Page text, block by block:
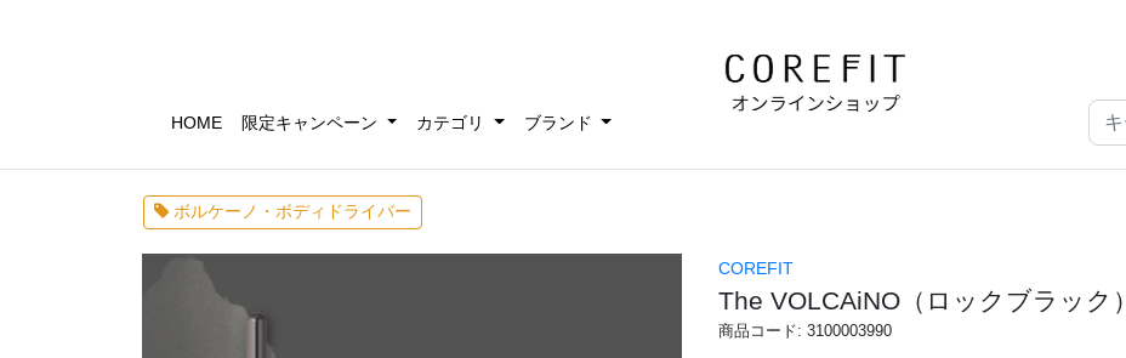
HOME 限定キャンペーン カテゴリ ブランド
ボルケーノ・ボディドライバー
COREFIT
The VOLCAiNO（ロックブラック）
商品コード: 3100003990